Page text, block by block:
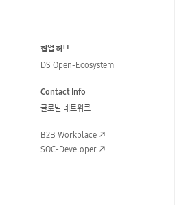
협업 허브
DS Open-Ecosystem
Contact Info
글로벌 네트워크
B2B Workplace
SOC-Developer